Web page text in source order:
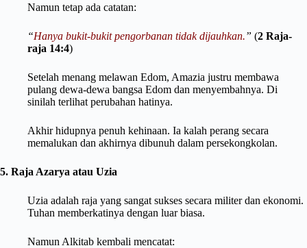
Namun tetap ada catatan:
“Hanya bukit-bukit pengorbanan tidak dijauhkan.” (2 Raja-
raja 14:4)
Setelah menang melawan Edom, Amazia justru membawa
pulang dewa-dewa bangsa Edom dan menyembahnya. Di
sinilah terlihat perubahan hatinya.
Akhir hidupnya penuh kehinaan. Ia kalah perang secara
memalukan dan akhirnya dibunuh dalam persekongkolan.
5. Raja Azarya atau Uzia
Uzia adalah raja yang sangat sukses secara militer dan ekonomi.
Tuhan memberkatinya dengan luar biasa.
Namun Alkitab kembali mencatat: